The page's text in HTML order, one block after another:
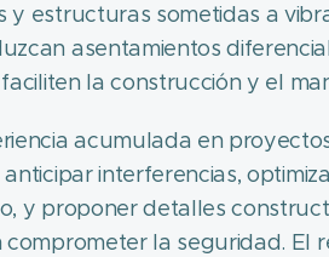
y estructuras sometidas a
asentamientos
la construcción y el
acumulada en
interferencias,
y proponer detalles
comprometer la seguridad. El